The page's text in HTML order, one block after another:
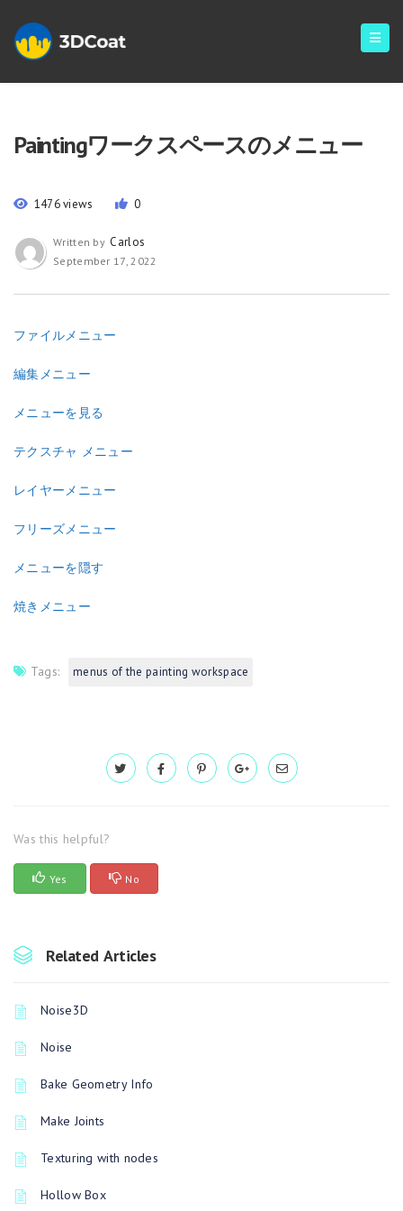
Paintingワークスペースのメニュー
1476 views 0
Written by Carlos
September 17, 2022
ファイルメニュー
編集メニュー
メニューを見る
テクスチャ メニュー
レイヤーメニュー
フリーズメニュー
メニューを隠す
焼きメニュー
Tags: menus of the painting workspace
Was this helpful?
Yes No
Related Articles
Noise3D
Noise
Bake Geometry Info
Make Joints
Texturing with nodes
Hollow Box